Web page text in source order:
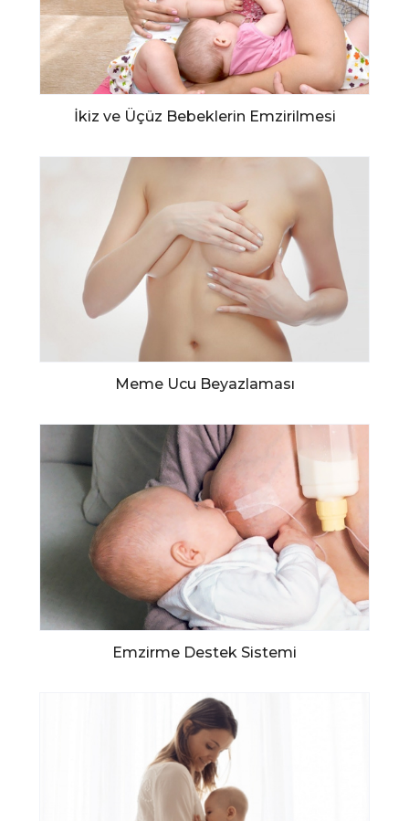
İkiz ve Üçüz Bebeklerin Emzirilmesi
Meme Ucu Beyazlaması
Emzirme Destek Sistemi